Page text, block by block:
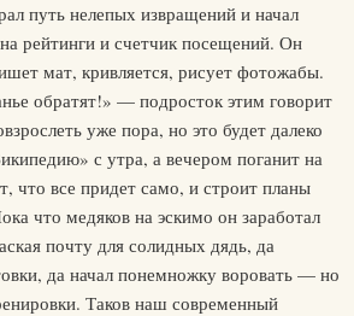
путь нелепых извращений и начал
рейтинги и счетчик посещений. Он
мат, кривляется, рисует фотожабы.
обратят!» — подросток этим говорит
уже пора, но это будет далеко
с утра, а вечером поганит на
что все придет само, и строит планы
что медяков на эскимо он заработал
почту для солидных дядь, да
да начал понемножку воровать — но
Таков наш современный